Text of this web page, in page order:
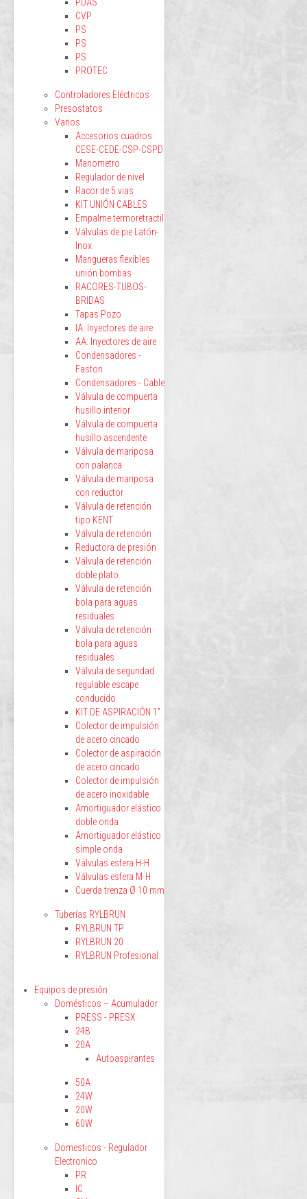
CVP
PS
PS
PS
PROTEC
Controladores Eléctricos
Presostatos
Varios
Accesorios cuadros
CESE-CEDE-CSP-CSPD
Manometro
Regulador de nivel
Racor de 5 vias
KIT UNIÓN CABLES
Empalme termoretractil
Válvulas de pie Latón-
Inox
Mangueras flexibles
unión bombas
RACORES-TUBOS-
BRIDAS
Tapas Pozo
IA: Inyectores de aire
AA: Inyectores de aire
Condensadores -
Faston
Condensadores - Cable
Válvula de compuerta
husillo interior
Válvula de compuerta
husillo ascendente
Válvula de mariposa
con palanca
Válvula de mariposa
con reductor
Válvula de retención
tipo KENT
Válvula de retención
Reductora de presión
Válvula de retención
doble plato
Válvula de retención
bola para aguas
residuales
Válvula de retención
bola para aguas
residuales
Válvula de seguridad
regulable escape
conducido
KIT DE ASPIRACIÓN 1”
Colector de impulsión
de acero cincado
Colector de aspiración
de acero cincado
Colector de impulsión
de acero inoxidable
Amortiguador elástico
doble onda
Amortiguador elástico
simple onda
Válvulas esfera H-H
Válvulas esfera M-H
Cuerda trenza Ø 10 mm
Tuberías RYLBRUN
RYLBRUN TP
RYLBRUN 20
RYLBRUN Profesional
Equipos de presión
Domésticos – Acumulador
PRESS - PRESX
24B
20A
Autoaspirantes
50A
24W
20W
60W
Domesticos - Regulador
Electronico
PR
IC